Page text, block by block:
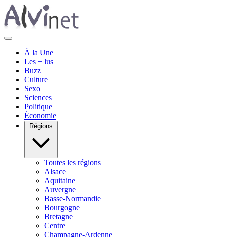
À la Une
Les + lus
Buzz
Culture
Sexo
Sciences
Politique
Économie
Régions
Toutes les régions
Alsace
Aquitaine
Auvergne
Basse-Normandie
Bourgogne
Bretagne
Centre
Champagne-Ardenne